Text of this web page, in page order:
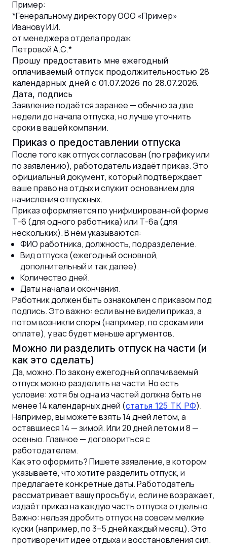
Пример:
*Генеральному директору ООО «Пример»
Иванову И.И.
от менеджера отдела продаж
Петровой А.С.*
Прошу предоставить мне ежегодный
оплачиваемый отпуск продолжительностью 28
календарных дней с 01.07.2026 по 28.07.2026.
Дата, подпись
Заявление подаётся заранее — обычно за две
недели до начала отпуска, но лучше уточнить
сроки в вашей компании.
Приказ о предоставлении отпуска
После того как отпуск согласован (по графику или
по заявлению), работодатель издаёт приказ. Это
официальный документ, который подтверждает
ваше право на отдых и служит основанием для
начисления отпускных.
Приказ оформляется по унифицированной форме
Т-6 (для одного работника) или Т-6а (для
нескольких). В нём указываются:
ФИО работника, должность, подразделение.
Вид отпуска (ежегодный основной,
дополнительный и так далее).
Количество дней.
Даты начала и окончания.
Работник должен быть ознакомлен с приказом под
подпись. Это важно: если вы не видели приказ, а
потом возникли споры (например, по срокам или
оплате), у вас будет меньше аргументов.
Можно ли разделить отпуск на части (и
как это сделать)
Да, можно. По закону ежегодный оплачиваемый
отпуск можно разделить на части. Но есть
условие: хотя бы одна из частей должна быть не
менее 14 календарных дней (статья 125 ТК РФ).
Например, вы можете взять 14 дней летом, а
оставшиеся 14 — зимой. Или 20 дней летом и 8 —
осенью. Главное — договориться с
работодателем.
Как это оформить? Пишете заявление, в котором
указываете, что хотите разделить отпуск, и
предлагаете конкретные даты. Работодатель
рассматривает вашу просьбу и, если не возражает,
издаёт приказ на каждую часть отпуска отдельно.
Важно: нельзя дробить отпуск на совсем мелкие
куски (например, по 3–5 дней каждый месяц). Это
противоречит идее отдыха и восстановления сил.